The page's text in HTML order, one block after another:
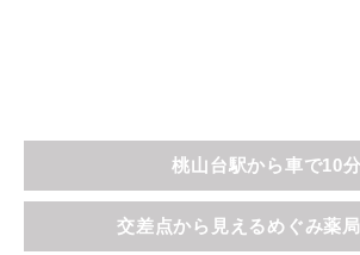
桃山台駅から車で10分
交差点から見えるめぐみ薬